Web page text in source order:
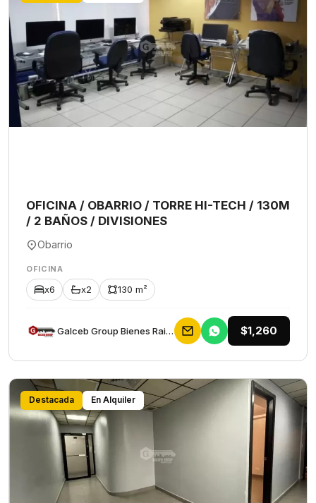
OFICINA / OBARRIO / TORRE HI-TECH / 130M
/ 2 BAÑOS / DIVISIONES
Obarrio
OFICINA
x6 x2 130 m²
Galceb Group Bienes Raices $1,260
Destacada En Alquiler